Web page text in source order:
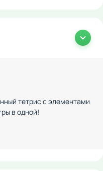
тетрис с элементами
в одной!